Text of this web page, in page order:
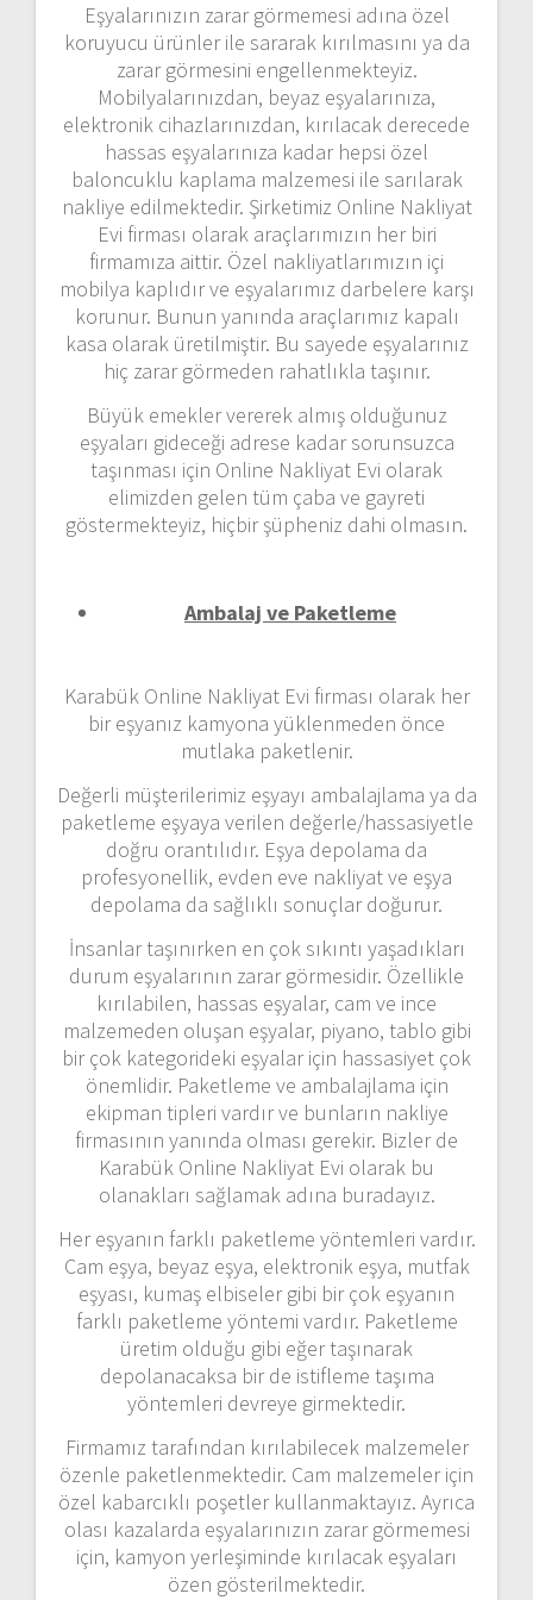
Eşyalarınızın zarar görmemesi adına özel
koruyucu ürünler ile sararak kırılmasını ya da
zarar görmesini engellenmekteyiz.
Mobilyalarınızdan, beyaz eşyalarınıza,
elektronik cihazlarınızdan, kırılacak derecede
hassas eşyalarınıza kadar hepsi özel
baloncuklu kaplama malzemesi ile sarılarak
nakliye edilmektedir. Şirketimiz Online Nakliyat
Evi firması olarak araçlarımızın her biri
firmamıza aittir. Özel nakliyatlarımızın içi
mobilya kaplıdır ve eşyalarımız darbelere karşı
korunur. Bunun yanında araçlarımız kapalı
kasa olarak üretilmiştir. Bu sayede eşyalarınız
hiç zarar görmeden rahatlıkla taşınır.
Büyük emekler vererek almış olduğunuz
eşyaları gideceği adrese kadar sorunsuzca
taşınması için Online Nakliyat Evi olarak
elimizden gelen tüm çaba ve gayreti
göstermekteyiz, hiçbir şüpheniz dahi olmasın.
Ambalaj ve Paketleme
Karabük Online Nakliyat Evi firması olarak her
bir eşyanız kamyona yüklenmeden önce
mutlaka paketlenir.
Değerli müşterilerimiz eşyayı ambalajlama ya da
paketleme eşyaya verilen değerle/hassasiyetle
doğru orantılıdır. Eşya depolama da
profesyonellik, evden eve nakliyat ve eşya
depolama da sağlıklı sonuçlar doğurur.
İnsanlar taşınırken en çok sıkıntı yaşadıkları
durum eşyalarının zarar görmesidir. Özellikle
kırılabilen, hassas eşyalar, cam ve ince
malzemeden oluşan eşyalar, piyano, tablo gibi
bir çok kategorideki eşyalar için hassasiyet çok
önemlidir. Paketleme ve ambalajlama için
ekipman tipleri vardır ve bunların nakliye
firmasının yanında olması gerekir. Bizler de
Karabük Online Nakliyat Evi olarak bu
olanakları sağlamak adına buradayız.
Her eşyanın farklı paketleme yöntemleri vardır.
Cam eşya, beyaz eşya, elektronik eşya, mutfak
eşyası, kumaş elbiseler gibi bir çok eşyanın
farklı paketleme yöntemi vardır. Paketleme
üretim olduğu gibi eğer taşınarak
depolanacaksa bir de istifleme taşıma
yöntemleri devreye girmektedir.
Firmamız tarafından kırılabilecek malzemeler
özenle paketlenmektedir. Cam malzemeler için
özel kabarcıklı poşetler kullanmaktayız. Ayrıca
olası kazalarda eşyalarınızın zarar görmemesi
için, kamyon yerleşiminde kırılacak eşyaları
özen gösterilmektedir.